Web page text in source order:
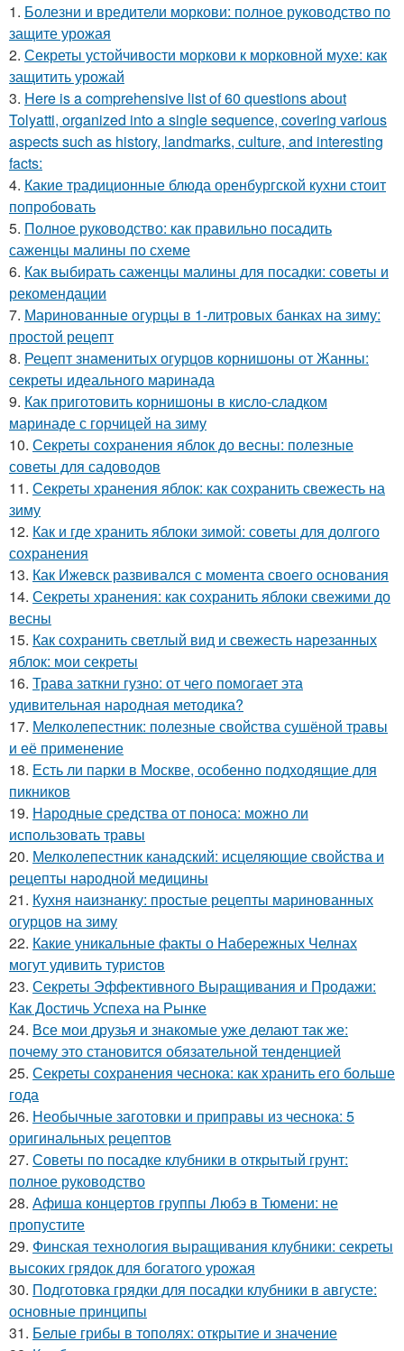
1. Болезни и вредители моркови: полное руководство по
защите урожая
2. Секреты устойчивости моркови к морковной мухе: как
защитить урожай
3. Here is a comprehensive list of 60 questions about
Tolyatti, organized into a single sequence, covering various
aspects such as history, landmarks, culture, and interesting
facts:
4. Какие традиционные блюда оренбургской кухни стоит
попробовать
5. Полное руководство: как правильно посадить
саженцы малины по схеме
6. Как выбирать саженцы малины для посадки: советы и
рекомендации
7. Маринованные огурцы в 1-литровых банках на зиму:
простой рецепт
8. Рецепт знаменитых огурцов корнишоны от Жанны:
секреты идеального маринада
9. Как приготовить корнишоны в кисло-сладком
маринаде с горчицей на зиму
10. Секреты сохранения яблок до весны: полезные
советы для садоводов
11. Секреты хранения яблок: как сохранить свежесть на
зиму
12. Как и где хранить яблоки зимой: советы для долгого
сохранения
13. Как Ижевск развивался с момента своего основания
14. Секреты хранения: как сохранить яблоки свежими до
весны
15. Как сохранить светлый вид и свежесть нарезанных
яблок: мои секреты
16. Трава заткни гузно: от чего помогает эта
удивительная народная методика?
17. Мелколепестник: полезные свойства сушёной травы
и её применение
18. Есть ли парки в Москве, особенно подходящие для
пикников
19. Народные средства от поноса: можно ли
использовать травы
20. Мелколепестник канадский: исцеляющие свойства и
рецепты народной медицины
21. Кухня наизнанку: простые рецепты маринованных
огурцов на зиму
22. Какие уникальные факты о Набережных Челнах
могут удивить туристов
23. Секреты Эффективного Выращивания и Продажи:
Как Достичь Успеха на Рынке
24. Все мои друзья и знакомые уже делают так же:
почему это становится обязательной тенденцией
25. Секреты сохранения чеснока: как хранить его больше
года
26. Необычные заготовки и приправы из чеснока: 5
оригинальных рецептов
27. Советы по посадке клубники в открытый грунт:
полное руководство
28. Афиша концертов группы Любэ в Тюмени: не
пропустите
29. Финская технология выращивания клубники: секреты
высоких грядок для богатого урожая
30. Подготовка грядки для посадки клубники в августе:
основные принципы
31. Белые грибы в тополях: открытие и значение